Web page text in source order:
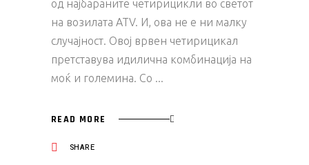
од најбараните четирицикли во светот
на возилата ATV. И, ова не е ни малку
случајност. Овој врвен четирицикал
претставува идилична комбинација на
моќ и големина. Со
READ MORE
SHARE